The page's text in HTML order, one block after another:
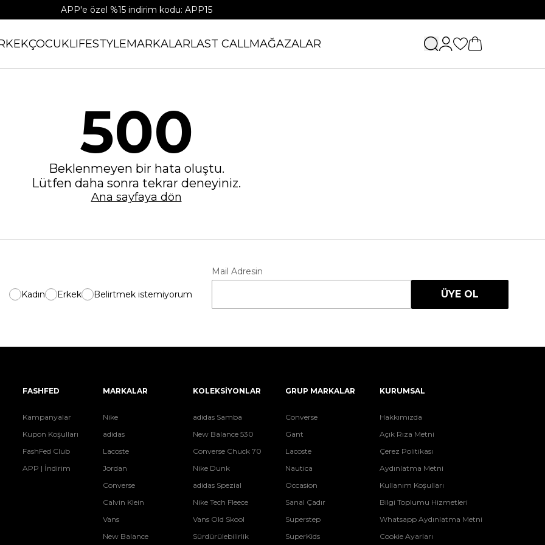
APP'e özel %15 indirim kodu: APP15
ÇOCUKLIFESTYLEMARKALARLAST CALLMAĞAZALAR
500
Beklenmeyen bir hata oluştu.
Lütfen daha sonra tekrar deneyiniz.
Ana sayfaya dön
Kadın Erkek Belirtmek istemiyorum
Mail Adresin
ÜYE OL
FASHFED
Kampanyalar
Kupon Koşulları
FashFed Club
APP | İndirim
MARKALAR
Nike
adidas
Lacoste
Jordan
Converse
Calvin Klein
Vans
New Balance
KOLEKSİYONLAR
adidas Samba
New Balance 530
Converse Chuck 70
Nike Dunk
adidas Spezial
Nike Tech Fleece
Vans Old Skool
Sürdürülebilirlik
GRUP MARKALAR
Converse
Gant
Lacoste
Nautica
Occasion
Sanal Çadır
Superstep
SuperKids
KURUMSAL
Hakkımızda
Açık Rıza Metni
Çerez Politikası
Aydınlatma Metni
Kullanım Koşulları
Bilgi Toplumu Hizmetleri
Whatsapp Aydınlatma Metni
Cookie Ayarları